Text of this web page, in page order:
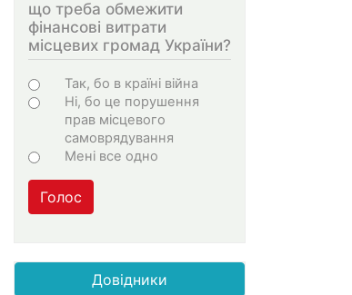
що треба обмежити
фінансові витрати
місцевих громад України?
Варіанти
Так, бо в країні війна
Ні, бо це порушення
прав місцевого
самоврядування
Мені все одно
Голос
Довідники